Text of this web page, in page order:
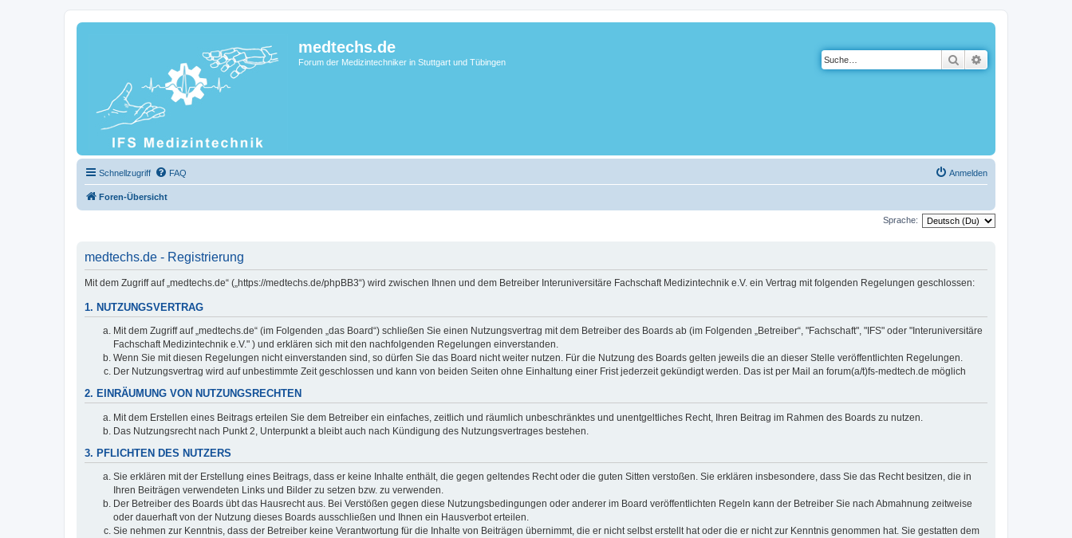
medtechs.de
Forum der Medizintechniker in Stuttgart und Tübingen Suche
Schnellzugriff FAQ Anmelden
Foren-Übersicht
Sprache:
medtechs.de - Registrierung
Mit dem Zugriff auf „medtechs.de“ („https://medtechs.de/phpBB3“) wird zwischen Ihnen und dem Betreiber Interuniversitäre Fachschaft Medizintechnik e.V. ein Vertrag mit folgenden Regelungen geschlossen:
1. NUTZUNGSVERTRAG
Mit dem Zugriff auf „medtechs.de“ (im Folgenden „das Board“) schließen Sie einen Nutzungsvertrag mit dem Betreiber des Boards ab (im Folgenden „Betreiber“, "Fachschaft", "IFS" oder "Interuniversitäre
Fachschaft Medizintechnik e.V." ) und erklären sich mit den nachfolgenden Regelungen einverstanden.
Wenn Sie mit diesen Regelungen nicht einverstanden sind, so dürfen Sie das Board nicht weiter nutzen. Für die Nutzung des Boards gelten jeweils die an dieser Stelle veröffentlichten Regelungen.
Der Nutzungsvertrag wird auf unbestimmte Zeit geschlossen und kann von beiden Seiten ohne Einhaltung einer Frist jederzeit gekündigt werden. Das ist per Mail an forum(a/t)fs-medtech.de möglich
2. EINRÄUMUNG VON NUTZUNGSRECHTEN
Mit dem Erstellen eines Beitrags erteilen Sie dem Betreiber ein einfaches, zeitlich und räumlich unbeschränktes und unentgeltliches Recht, Ihren Beitrag im Rahmen des Boards zu nutzen.
Das Nutzungsrecht nach Punkt 2, Unterpunkt a bleibt auch nach Kündigung des Nutzungsvertrages bestehen.
3. PFLICHTEN DES NUTZERS
Sie erklären mit der Erstellung eines Beitrags, dass er keine Inhalte enthält, die gegen geltendes Recht oder die guten Sitten verstoßen. Sie erklären insbesondere, dass Sie das Recht besitzen, die in
Ihren Beiträgen verwendeten Links und Bilder zu setzen bzw. zu verwenden.
Der Betreiber des Boards übt das Hausrecht aus. Bei Verstößen gegen diese Nutzungsbedingungen oder anderer im Board veröffentlichten Regeln kann der Betreiber Sie nach Abmahnung zeitweise
oder dauerhaft von der Nutzung dieses Boards ausschließen und Ihnen ein Hausverbot erteilen.
Sie nehmen zur Kenntnis, dass der Betreiber keine Verantwortung für die Inhalte von Beiträgen übernimmt, die er nicht selbst erstellt hat oder die er nicht zur Kenntnis genommen hat. Sie gestatten dem